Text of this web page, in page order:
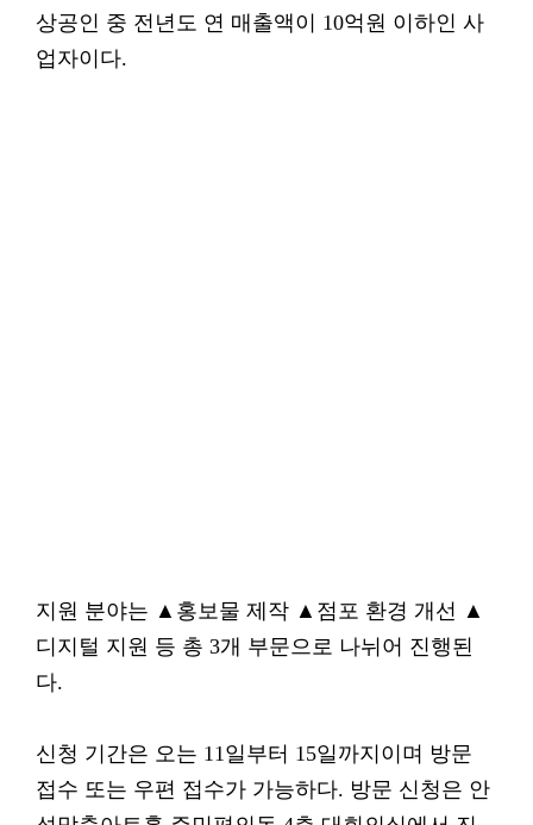
상공인 중 전년도 연 매출액이 10억원 이하인 사
업자이다.
지원 분야는 ▲홍보물 제작 ▲점포 환경 개선 ▲
디지털 지원 등 총 3개 부문으로 나뉘어 진행된
다.
신청 기간은 오는 11일부터 15일까지이며 방문
접수 또는 우편 접수가 가능하다. 방문 신청은 안